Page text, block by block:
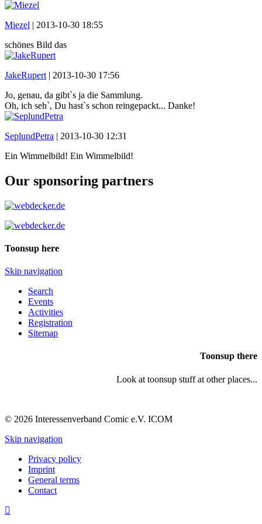
Miezel | 2013-10-30 18:55
schönes Bild das
JakeRupert | 2013-10-30 17:56
Jo, genau, da gibt`s ja die Sammlung.
Oh, ich seh`, Du hast`s schon reingepackt... Danke!
SeplundPetra | 2013-10-30 12:31
Ein Wimmelbild! Ein Wimmelbild!
Our sponsoring partners
Toonsup here
Skip navigation
Search
Events
Activities
Registration
Sitemap
Toonsup there
Look at toonsup stuff at other places...
© 2026 Interessenverband Comic e.V. ICOM
Skip navigation
Privacy policy
Imprint
General terms
Contact